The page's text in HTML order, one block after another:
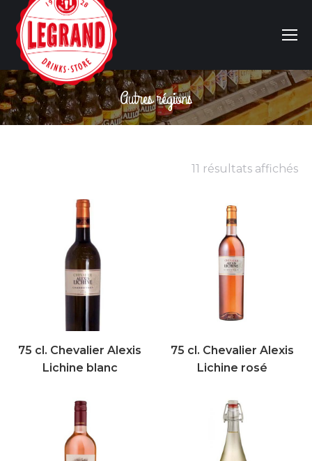
Autres régions
Vous êtes ici :
11 résultats affichés
75 cl. Chevalier Alexis
Lichine blanc
75 cl. Chevalier Alexis
Lichine rosé